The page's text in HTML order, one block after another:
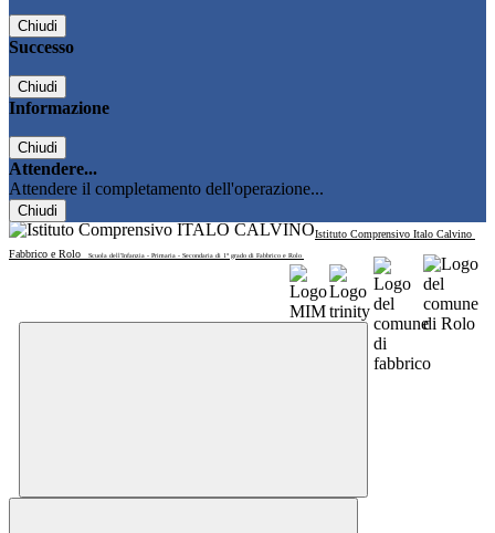
Chiudi
Successo
Chiudi
Informazione
Chiudi
Attendere...
Attendere il completamento dell'operazione...
Chiudi
Istituto Comprensivo Italo Calvino
Fabbrico e Rolo
Scuola dell'Infanzia - Primaria - Secondaria di 1° grado di Fabbrico e Rolo